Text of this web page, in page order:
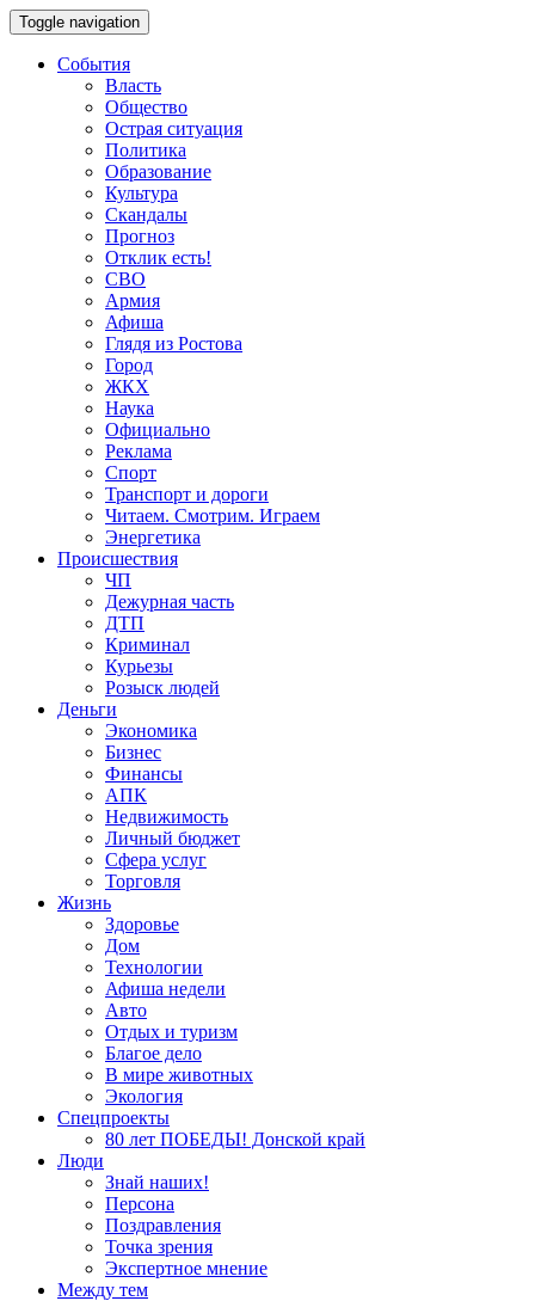
Toggle navigation
События
Власть
Общество
Острая ситуация
Политика
Образование
Культура
Скандалы
Прогноз
Отклик есть!
СВО
Армия
Афиша
Глядя из Ростова
Город
ЖКХ
Наука
Официально
Реклама
Спорт
Транспорт и дороги
Читаем. Смотрим. Играем
Энергетика
Происшествия
ЧП
Дежурная часть
ДТП
Криминал
Курьезы
Розыск людей
Деньги
Экономика
Бизнес
Финансы
АПК
Недвижимость
Личный бюджет
Сфера услуг
Торговля
Жизнь
Здоровье
Дом
Технологии
Афиша недели
Авто
Отдых и туризм
Благое дело
В мире животных
Экология
Спецпроекты
80 лет ПОБЕДЫ! Донской край
Люди
Знай наших!
Персона
Поздравления
Точка зрения
Экспертное мнение
Между тем